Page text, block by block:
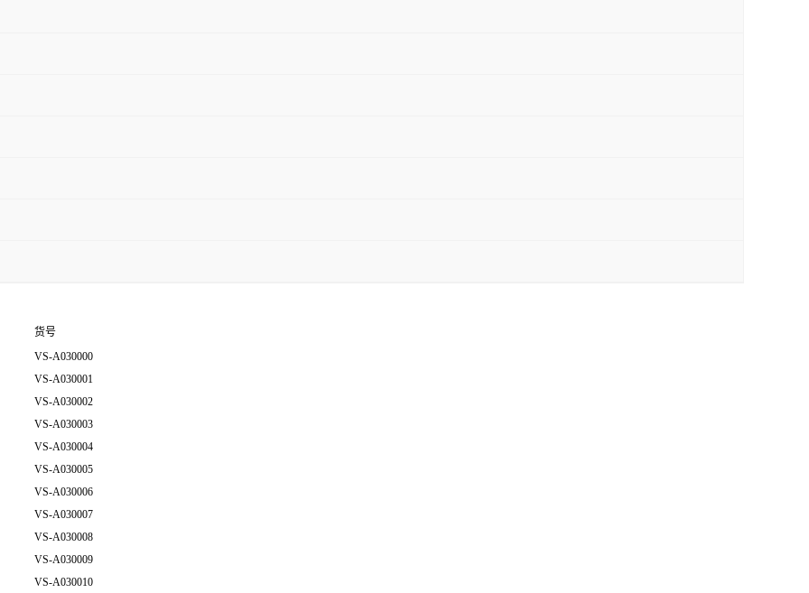
货号
VS-A030000
VS-A030001
VS-A030002
VS-A030003
VS-A030004
VS-A030005
VS-A030006
VS-A030007
VS-A030008
VS-A030009
VS-A030010